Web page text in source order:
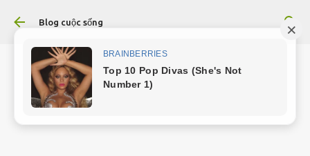
Chuyển đến nội dung chính
Blog cuộc sống